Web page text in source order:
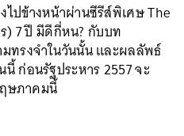
ปข้างหน้าผ่านซีรีส์พิเศษ The
) 7 ปี มีดีกี่หน? กับบท
ทรงจำในวันนั้น และผลลัพธ์
ก่อนรัฐประหาร 2557 จะ
ษภาคมนี้